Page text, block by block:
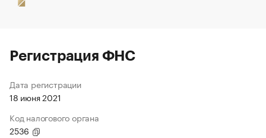
Регистрация ФНС
Дата регистрации
18 июня 2021
Код налогового органа
2536